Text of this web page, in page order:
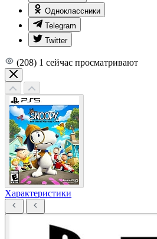
Одноклассники
Telegram
Twitter
(208) 1 сейчас просматривают
Характеристики